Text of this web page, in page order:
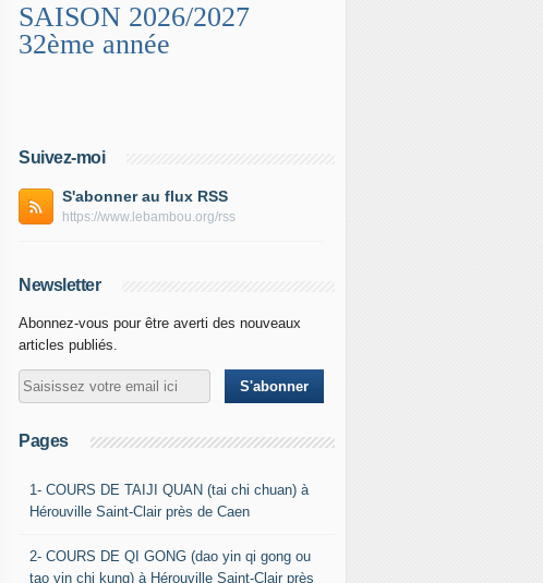
SAISON 2026/2027
32ème année
Suivez-moi
S'abonner au flux RSS
https://www.lebambou.org/rss
Newsletter
Abonnez-vous pour être averti des nouveaux
articles publiés.
Pages
1- COURS DE TAIJI QUAN (tai chi chuan) à
Hérouville Saint-Clair près de Caen
2- COURS DE QI GONG (dao yin qi gong ou
tao yin chi kung) à Hérouville Saint-Clair près